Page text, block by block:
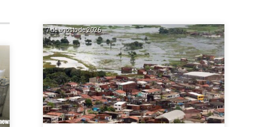
7 de agosto de 2026